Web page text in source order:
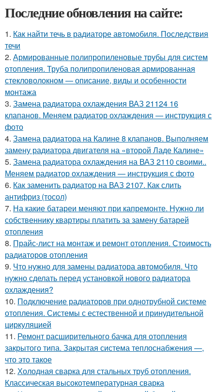
Последние обновления на сайте:
1. Как найти течь в радиаторе автомобиля. Последствия
течи
2. Армированные полипропиленовые трубы для систем
отопления. Труба полипропиленовая армированная
стекловолокном — описание, виды и особенности
монтажа
3. Замена радиатора охлаждения ВАЗ 21124 16
клапанов. Меняем радиатор охлаждения — инструкция с
фото
4. Замена радиатора на Калине 8 клапанов. Выполняем
замену радиатора двигателя на «второй Ладе Калине»
5. Замена радиатора охлаждения на ВАЗ 2110 своими..
Меняем радиатор охлаждения — инструкция с фото
6. Как заменить радиатор на ВАЗ 2107. Как слить
антифриз (тосол)
7. На какие батареи меняют при капремонте. Нужно ли
собственнику квартиры платить за замену батарей
отопления
8. Прайс-лист на монтаж и ремонт отопления. Стоимость
радиаторов отопления
9. Что нужно для замены радиатора автомобиля. Что
нужно сделать перед установкой нового радиатора
охлаждения?
10. Подключение радиаторов при однотрубной системе
отопления. Системы с естественной и принудительной
циркуляцией
11. Ремонт расширительного бачка для отопления
закрытого типа. Закрытая система теплоснабжения —,
что это такое
12. Холодная сварка для стальных труб отопления.
Классическая высокотемпературная сварка